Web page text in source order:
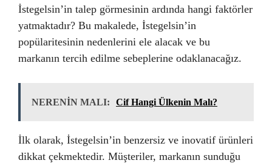
İstegelsin’in talep görmesinin ardında hangi faktörler
yatmaktadır? Bu makalede, İstegelsin’in
popülaritesinin nedenlerini ele alacak ve bu
markanın tercih edilme sebeplerine odaklanacağız.
NERENİN MALI: Cif Hangi Ülkenin Malı?
İlk olarak, İstegelsin’in benzersiz ve inovatif ürünleri
dikkat çekmektedir. Müşteriler, markanın sunduğu